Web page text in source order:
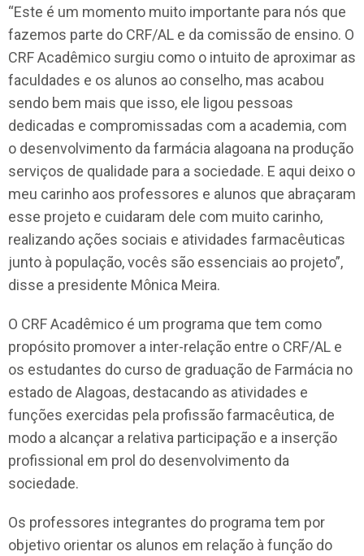
“Este é um momento muito importante para nós que
fazemos parte do CRF/AL e da comissão de ensino. O
CRF Acadêmico surgiu como o intuito de aproximar as
faculdades e os alunos ao conselho, mas acabou
sendo bem mais que isso, ele ligou pessoas
dedicadas e compromissadas com a academia, com
o desenvolvimento da farmácia alagoana na produção
serviços de qualidade para a sociedade. E aqui deixo o
meu carinho aos professores e alunos que abraçaram
esse projeto e cuidaram dele com muito carinho,
realizando ações sociais e atividades farmacêuticas
junto à população, vocês são essenciais ao projeto”,
disse a presidente Mônica Meira.
O CRF Acadêmico é um programa que tem como
propósito promover a inter-relação entre o CRF/AL e
os estudantes do curso de graduação de Farmácia no
estado de Alagoas, destacando as atividades e
funções exercidas pela profissão farmacêutica, de
modo a alcançar a relativa participação e a inserção
profissional em prol do desenvolvimento da
sociedade.
Os professores integrantes do programa tem por
objetivo orientar os alunos em relação à função do